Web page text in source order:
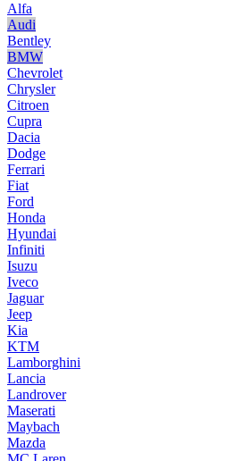
Alfa
Audi
Bentley
BMW
Chevrolet
Chrysler
Citroen
Cupra
Dacia
Dodge
Ferrari
Fiat
Ford
Honda
Hyundai
Infiniti
Isuzu
Iveco
Jaguar
Jeep
Kia
KTM
Lamborghini
Lancia
Landrover
Maserati
Maybach
Mazda